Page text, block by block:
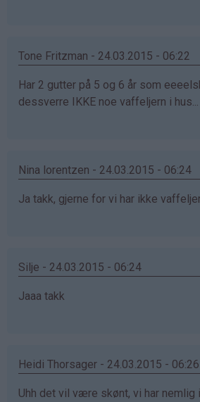
Tone Fritzman - 24.03.2015 - 06:22
Har 2 gutter på 5 og 6 år som
dessverre IKKE noe vaffeljern i hus...
Nina lorentzen - 24.03.2015 - 06:24
Ja takk, gjerne for vi har ikke
Silje - 24.03.2015 - 06:24
Jaaa takk
Heidi Thorsager - 24.03.2015 - 06:26
Uhh det vil være skønt, vi har nemlig